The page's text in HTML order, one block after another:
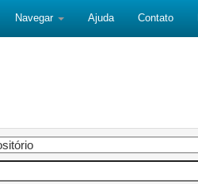
Navegar Ajuda Contato